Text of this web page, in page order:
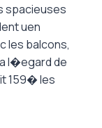
spacieuses
uen
les balcons,
l�egard de
159� les